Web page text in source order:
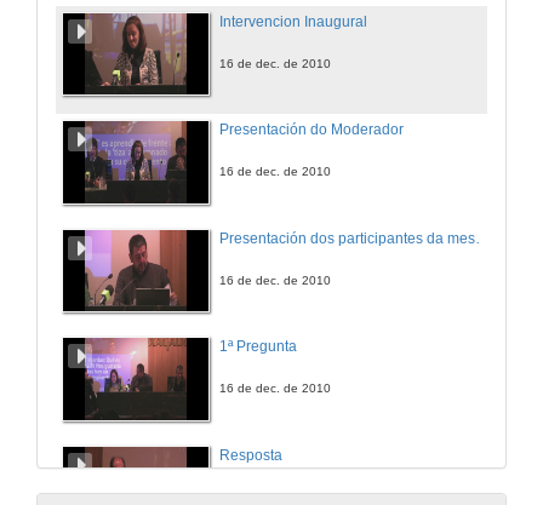
Intervencion Inaugural
16 de dec. de 2010
Presentación do Moderador
16 de dec. de 2010
16 de dec. de 2010
1ª Pregunta
16 de dec. de 2010
Resposta
16 de dec. de 2010